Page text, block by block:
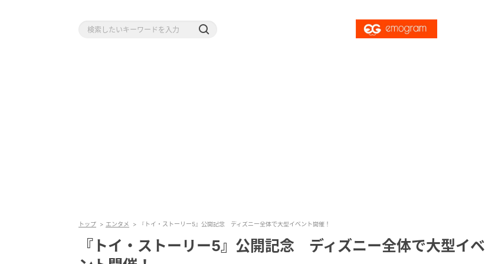
トップ エンタメ 『トイ・ストーリー5』公開記念 ディズニー全体で大型イベント開催！
『トイ・ストーリー5』公開記念 ディズニー全体で大型イベ